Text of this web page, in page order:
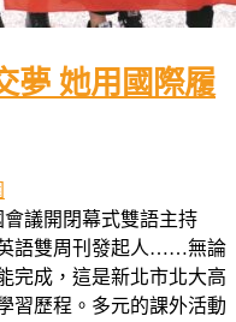
夢 她用國際履
議開閉幕式雙語主持
語雙周刊發起人……無論
完成，這是新北市北大高
習歷程。多元的課外活動